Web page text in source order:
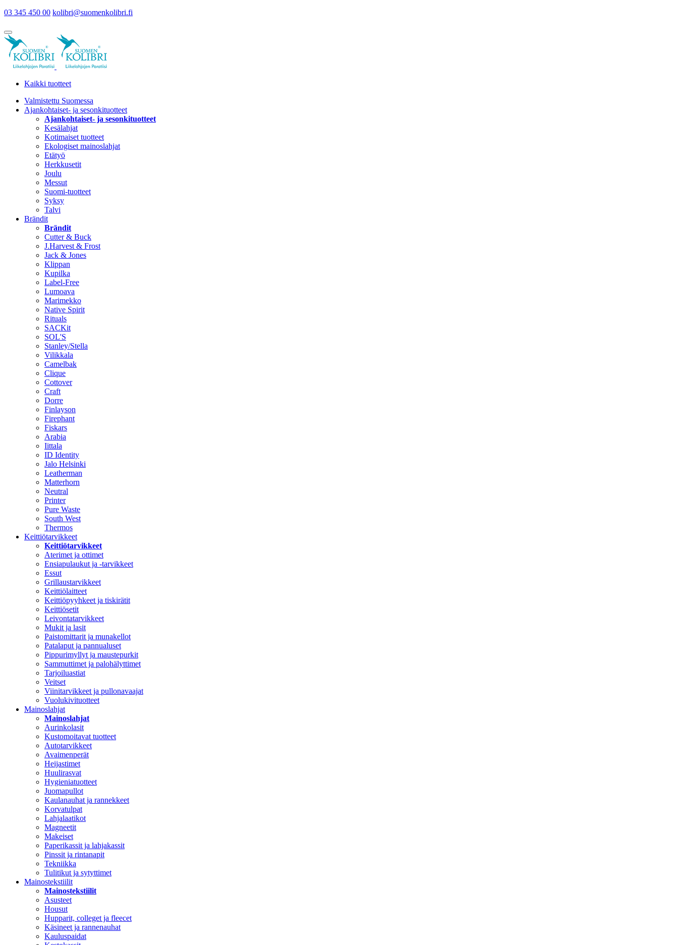
03 345 450 00 kolibri@suomenkolibri.fi
Kaikki tuotteet
Valmistettu Suomessa
Ajankohtaiset- ja sesonkituotteet
Ajankohtaiset- ja sesonkituotteet
Kesälahjat
Kotimaiset tuotteet
Ekologiset mainoslahjat
Etätyö
Herkkusetit
Joulu
Messut
Suomi-tuotteet
Syksy
Talvi
Brändit
Brändit
Cutter & Buck
J.Harvest & Frost
Jack & Jones
Klippan
Kupilka
Label-Free
Lumoava
Marimekko
Native Spirit
Rituals
SACKit
SOL'S
Stanley/Stella
Vilikkala
Camelbak
Clique
Cottover
Craft
Dorre
Finlayson
Firephant
Fiskars
Arabia
Iittala
ID Identity
Jalo Helsinki
Leatherman
Matterhorn
Neutral
Printer
Pure Waste
South West
Thermos
Keittiötarvikkeet
Keittiötarvikkeet
Aterimet ja ottimet
Ensiapulaukut ja -tarvikkeet
Essut
Grillaustarvikkeet
Keittiölaitteet
Keittiöpyyhkeet ja tiskirätit
Keittiösetit
Leivontatarvikkeet
Mukit ja lasit
Paistomittarit ja munakellot
Patalaput ja pannualuset
Pippurimyllyt ja maustepurkit
Sammuttimet ja palohälyttimet
Tarjoiluastiat
Veitset
Viinitarvikkeet ja pullonavaajat
Vuolukivituotteet
Mainoslahjat
Mainoslahjat
Aurinkolasit
Kustomoitavat tuotteet
Autotarvikkeet
Avaimenperät
Heijastimet
Huulirasvat
Hygieniatuotteet
Juomapullot
Kaulanauhat ja rannekkeet
Korvatulpat
Lahjalaatikot
Magneetit
Makeiset
Paperikassit ja lahjakassit
Pinssit ja rintanapit
Tekniikka
Tulitikut ja sytyttimet
Mainostekstiilit
Mainostekstiilit
Asusteet
Housut
Hupparit, colleget ja fleecet
Käsineet ja rannenauhat
Kauluspaidat